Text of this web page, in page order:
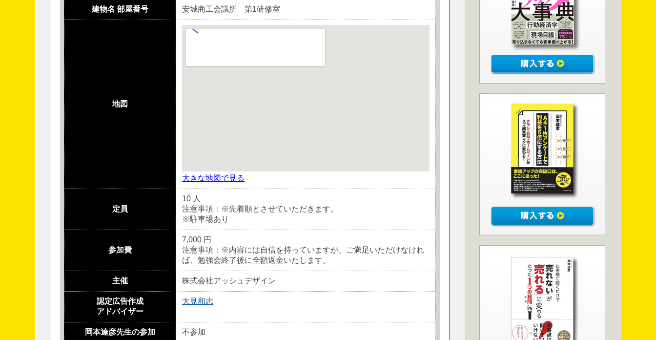
建物名 部屋番号 安城商工会議所 第1研修室
地図
大きな地図で見る
定員
10 人
注意事項：※先着順とさせていただきます。
※駐車場あり
参加費
7,000 円
注意事項：※内容には自信を持っていますが、ご満足いただけなけれ
ば、勉強会終了後に全額返金いたします。
主催 株式会社アッシュデザイン
認定広告作成
アドバイザー
大見和志
岡本達彦先生の参加 不参加